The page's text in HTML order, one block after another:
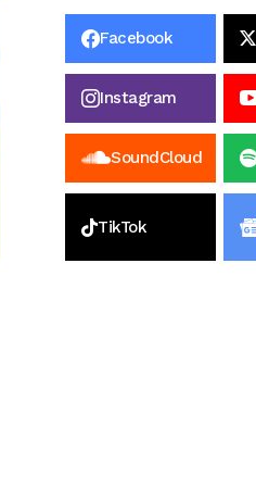
Facebook
Instagram
SoundCloud
TikTok